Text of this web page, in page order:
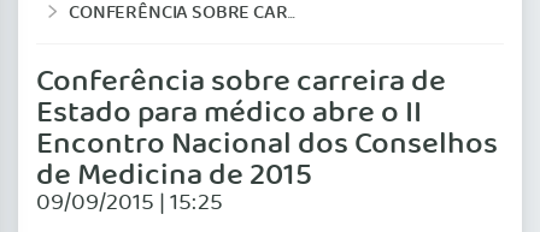
CONFERÊNCIA SOBRE CARREIRA DE ESTADO PARA MÉDICO ABRE O II ENCONTRO NACIONAL DOS CONSELHOS DE MEDICINA DE 2015
Conferência sobre carreira de
Estado para médico abre o II
Encontro Nacional dos Conselhos
de Medicina de 2015
09/09/2015 | 15:25